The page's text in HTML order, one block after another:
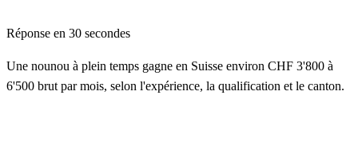
Réponse en 30 secondes
Une nounou à plein temps gagne en Suisse environ CHF 3'800 à
6'500 brut par mois, selon l'expérience, la qualification et le canton.